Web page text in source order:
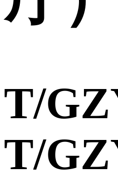
T/
T/